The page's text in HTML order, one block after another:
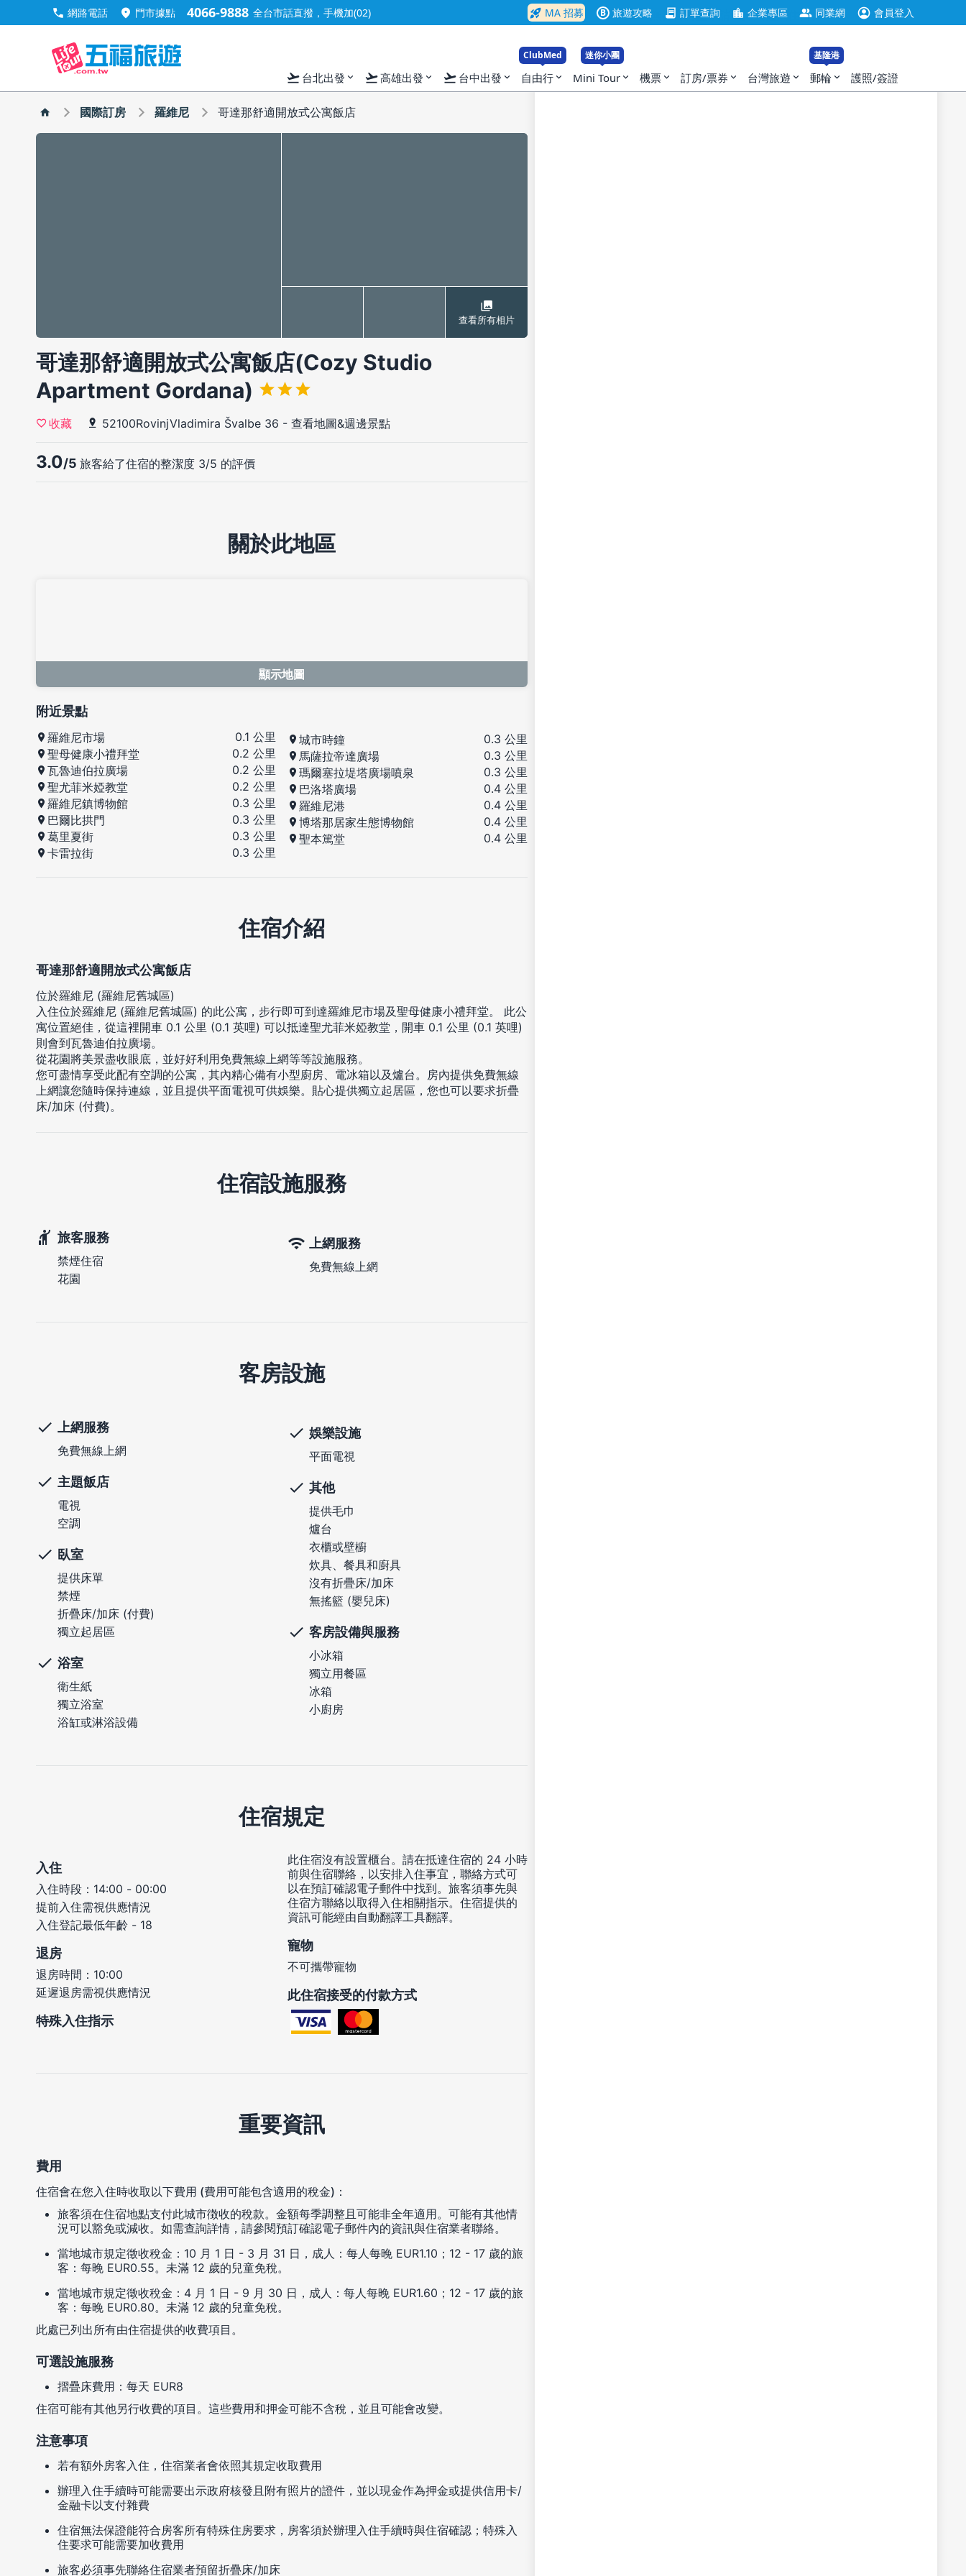
call 網路電話 location_on 門市據點 4066-9888 全台市話直撥，手機加(02) rocket_launch MA 招募 B 旅遊攻略 contract 訂單查詢 location_city 企業專區 group 同業網 account_circle 會員登入
flight_takeoff 台北出發 expand_more flight_takeoff高雄出發 expand_more flight_takeoff 台中出發 expand_more
ClubMed
自由行 expand_more
迷你小團
Mini Tour expand_more 機票 expand_more 訂房/票券 expand_more 台灣旅遊 expand_more
基隆港
郵輪 expand_more 護照/簽證
國際訂房 羅維尼 哥達那舒適開放式公寓飯店
查看所有相片
哥達那舒適開放式公寓飯店(Cozy Studio
Apartment Gordana)
收藏 52100RovinjVladimira Švalbe 36 - 查看地圖&週邊景點
3.0/5 旅客給了住宿的整潔度 3/5 的評價
無符合房型，請選擇其他入住日。
關於此地區
顯示地圖
附近景點
羅維尼市場
0.1 公里
聖母健康小禮拜堂
0.2 公里
瓦魯迪伯拉廣場
0.2 公里
聖尤菲米婭教堂
0.2 公里
羅維尼鎮博物館
0.3 公里
巴爾比拱門
0.3 公里
葛里夏街
0.3 公里
卡雷拉街
0.3 公里
城市時鐘
0.3 公里
馬薩拉帝達廣場
0.3 公里
瑪爾塞拉堤塔廣場噴泉
0.3 公里
巴洛塔廣場
0.4 公里
羅維尼港
0.4 公里
博塔那居家生態博物館
0.4 公里
聖本篤堂
0.4 公里
住宿介紹
哥達那舒適開放式公寓飯店
位於羅維尼 (羅維尼舊城區)
入住位於羅維尼 (羅維尼舊城區) 的此公寓，步行即可到達羅維尼市場及聖母健康小禮拜堂。 此公
寓位置絕佳，從這裡開車 0.1 公里 (0.1 英哩) 可以抵達聖尤菲米婭教堂，開車 0.1 公里 (0.1 英哩)
則會到瓦魯迪伯拉廣場。
從花園將美景盡收眼底，並好好利用免費無線上網等等設施服務。
您可盡情享受此配有空調的公寓，其內精心備有小型廚房、電冰箱以及爐台。房內提供免費無線
上網讓您隨時保持連線，並且提供平面電視可供娛樂。貼心提供獨立起居區，您也可以要求折疊
床/加床 (付費)。
住宿設施服務
旅客服務
禁煙住宿
花園
上網服務
免費無線上網
客房設施
上網服務
免費無線上網
主題飯店
電視
空調
臥室
提供床單
禁煙
折疊床/加床 (付費)
獨立起居區
浴室
衛生紙
獨立浴室
浴缸或淋浴設備
娛樂設施
平面電視
其他
提供毛巾
爐台
衣櫃或壁櫥
炊具、餐具和廚具
沒有折疊床/加床
無搖籃 (嬰兒床)
客房設備與服務
小冰箱
獨立用餐區
冰箱
小廚房
住宿規定
入住
入住時段：14:00 - 00:00
提前入住需視供應情況
入住登記最低年齡 - 18
退房
退房時間：10:00
延遲退房需視供應情況
特殊入住指示
此住宿沒有設置櫃台。請在抵達住宿的 24 小時
前與住宿聯絡，以安排入住事宜，聯絡方式可
以在預訂確認電子郵件中找到。旅客須事先與
住宿方聯絡以取得入住相關指示。住宿提供的
資訊可能經由自動翻譯工具翻譯。
寵物
不可攜帶寵物
此住宿接受的付款方式
重要資訊
費用
住宿會在您入住時收取以下費用 (費用可能包含適用的稅金)：
旅客須在住宿地點支付此城市徴收的稅款。金額每季調整且可能非全年適用。可能有其他情
況可以豁免或減收。如需查詢詳情，請參閱預訂確認電子郵件內的資訊與住宿業者聯絡。
當地城市規定徵收稅金：10 月 1 日 - 3 月 31 日，成人：每人每晚 EUR1.10；12 - 17 歲的旅
客：每晚 EUR0.55。未滿 12 歲的兒童免稅。
當地城市規定徵收稅金：4 月 1 日 - 9 月 30 日，成人：每人每晚 EUR1.60；12 - 17 歲的旅
客：每晚 EUR0.80。未滿 12 歲的兒童免稅。
此處已列出所有由住宿提供的收費項目。
可選設施服務
摺疊床費用：每天 EUR8
住宿可能有其他另行收費的項目。這些費用和押金可能不含稅，並且可能會改變。
注意事項
若有額外房客入住，住宿業者會依照其規定收取費用
辦理入住手續時可能需要出示政府核發且附有照片的證件，並以現金作為押金或提供信用卡/
金融卡以支付雜費
住宿無法保證能符合房客所有特殊住房要求，房客須於辦理入住手續時與住宿確認；特殊入
住要求可能需要加收費用
旅客必須事先聯絡住宿業者預留折疊床/加床